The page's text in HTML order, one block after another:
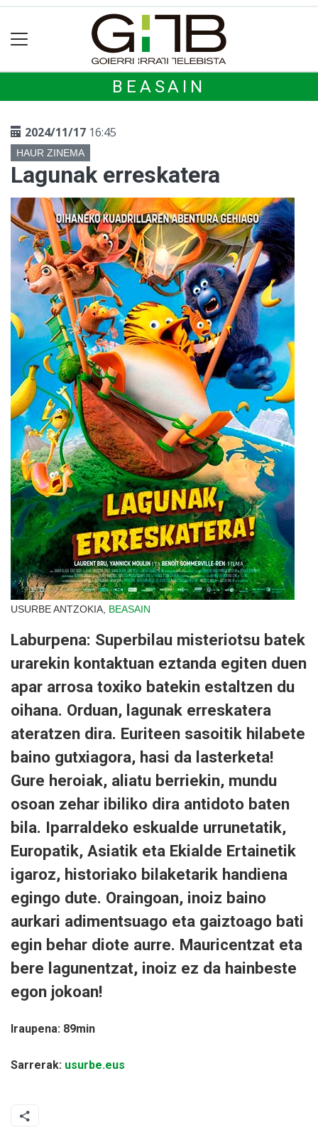
BEASAIN
2024/11/17 16:45
HAUR ZINEMA
Lagunak erreskatera
USURBE ANTZOKIA, BEASAIN
Laburpena: Superbilau misteriotsu batek
urarekin kontaktuan eztanda egiten duen
apar arrosa toxiko batekin estaltzen du
oihana. Orduan, lagunak erreskatera
ateratzen dira. Euriteen sasoitik hilabete
baino gutxiagora, hasi da lasterketa!
Gure heroiak, aliatu berriekin, mundu
osoan zehar ibiliko dira antidoto baten
bila. Iparraldeko eskualde urrunetatik,
Europatik, Asiatik eta Ekialde Ertainetik
igaroz, historiako bilaketarik handiena
egingo dute. Oraingoan, inoiz baino
aurkari adimentsuago eta gaiztoago bati
egin behar diote aurre. Mauricentzat eta
bere lagunentzat, inoiz ez da hainbeste
egon jokoan!
Iraupena: 89min
Sarrerak: usurbe.eus